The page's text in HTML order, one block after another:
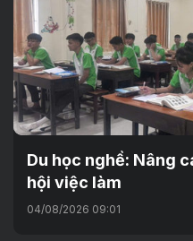
Du học nghề: Nâng
hội việc làm
04/08/2026 09:01